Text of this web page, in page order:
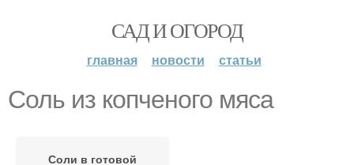
САД И ОГОРОД
главная новости статьи
Соль из копченого мяса
Соли в готовой